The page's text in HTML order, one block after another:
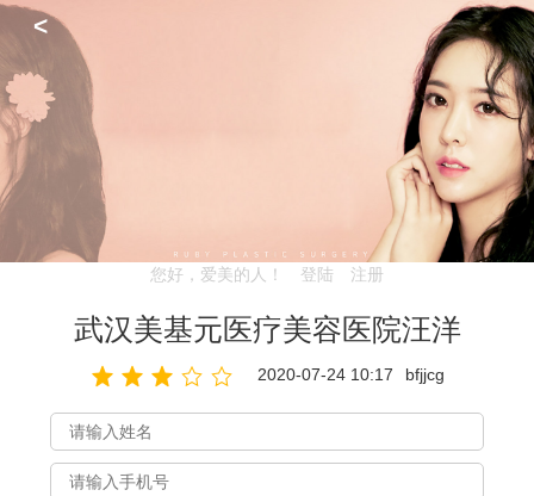
<
您好，爱美的人！ 登陆 注册
武汉美基元医疗美容医院汪洋
2020-07-24 10:17 bfjjcg